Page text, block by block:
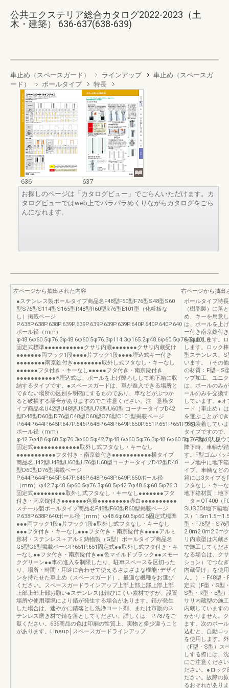
公共エクステリア総合カタログ2022-2023（土
木・建築） 636-637(638-639)
車止め（スペースガード） ラインアップ
車止め（スペースガ
ード）
ポールタイプ 特長
636
637
お探しのページは「カタログビュー」でごらんいただけます。カ
タログビューではweb上でパラパラめくりながらカタログをごら
んになれます。
左ページから抽出された内容
●ステンレス製ポールタイプ商品名F48型F60型F76型S48型S60
型S76型S114型S165型R48型R60型R76型E101型（化粧板な
し）掲載ページ
P.638P.638P.638P.639P.639P.639P.639P.639P.640P.640P.640P.640
ポール径（mm）
φ48.6φ60.5φ76.3φ48.6φ60.5φ76.3φ114.3φ165.2φ48.6φ60.5φ76.3φ101.6
固定式標準●●●●●●●●●●●クサリ内蔵●●●●●●●クサリ内蔵受け
●●●●●●●両フック1段●●●●片フック1段●●●●埋込式キー付き
●●●●●●●●南京錠付き●●●●●●●●取外し式フタなし・キーなし
●●●●●●フタ付き・キーなし●●●●●フタ付き・南京錠付き
●●●●●●●●●●●※埋込式は、ポールを上げ降ろしして地下箱に収
納するタイプです。●スペースガードは、車が進入できる場所と
できない場所の区別を明確にするものであり、車などがぶつか
ると破損する場合がありますのでご注意ください。注 意横タ
イプ商品名U42型U48型U60型U76型U60型 コーナータイプD42
型D48型D60型D76型C48型C60型C76型C101型掲載ページ
P.644P.644P.645P.647P.646P.648P.648P.649P.650P.651P.651P.651P.651
ポール径（mm）
φ42.7φ48.6φ60.5φ76.3φ60.5φ42.7φ48.6φ60.5φ76.3φ48.6φ60.5φ76.3φ101.6
固定式●●●●●●●●●●●●●取外し式フタなし・キーなし
●●●●●●●●●●●フタ付き・南京錠付き●●●●●●●●●●●横タイプ
商品名U42型U48型U60型U76型U60型コーナータイプD42型D48
型D60型D76型掲載ページ
P.644P.644P.645P.647P.646P.648P.648P.649P.650ポール径
（mm）φ42.7φ48.6φ60.5φ76.3φ60.5φ42.7φ48.6φ60.5φ76.3
固定式●●●●●●●●●取外し式フタなし・キーなし●●●●●●●フタ
付き・南京錠付き●●●●●●●色黄●●●●●●●●●赤白●●●●●●●●●●
スチール製ポールタイプ商品名F48型F60型R60型掲載ページ
P.638P.638P.640ポール径（mm）φ48.6φ60.5φ60.5固定式標準
●●●両フック1段●片フック1段●取外し式フタなし・キーなし
●●●フタ付き・キーなし●●●フタ付き・南京錠付き●●●●アルミ
形材・ステンレス＋アルミ鋳物製（G型）ポールタイプ商品名
G5型G6型掲載ページP.651P.651固定式●●取外し式フタ付き・キ
ーなし●●フタ付き・南京錠付き●●色マイルドブラック●●スモー
クグリーン●●車の進入を制限したり、駐車スペースを区切った
り、場所・時間・用途に合わせて使えるさまざまな機能･デザイ
ンを持たせた車止め（スペースガード）。最適な機種をお選び
ください。スペースガードラインアップ上部上部上部上部上部
上部上部上部お願い●ステンレスは錆びにくい素材ですが、設置
場所や使用環境により錆が発生する場合があります。錆が発生
した場合は、速やかに錆落とし洗浄コート剤、または市販のス
テンレス磨き材で錆を落としてください。詳しくは、P.787をご
覧ください。636商品の色は印刷の性質上、実物と多少違うこと
があります。Lineup│スペースガードラインアップ
右ページから抽出
ポールタイプ特
（樹脂製）に落
め、キーを用意
は、ポールを上
ー付き南京錠付
を防止します。
します。ロック
型ステンレス、
います。（その
の材質：F型・S
ップ加工、ユニ
は、ポールのみ
ールのみを交換
しています。●
ード（車止め）
を選ぶことがで
プを装着してい
タイプですので
た、F型の天板ウ
降下時、車輌が
す。F型ゴムパッ
ープ地中に地下
イプ。車輌など
箱には3タイプを
フタなし・キー
地下箱材質：地
タ＝QT400（
SUS304地下箱
ス）
型・F76型・S76
2.0m2.0m2.0m
リ内蔵型は内蔵
で施工してくだ
なる場合は、ク
ション）でつな
内蔵受け」を使
ん。）・F48型
定式（F型・S型
S型・R型・E型
サリ内蔵型の施
内蔵しています
かかりません。
ます。次のポー
込むと、自動ロ
を使用します。
（F型・S型）
しする際には、
にご注意くださ
ださい。●ロック
ださい。故障の
るおそれがあり